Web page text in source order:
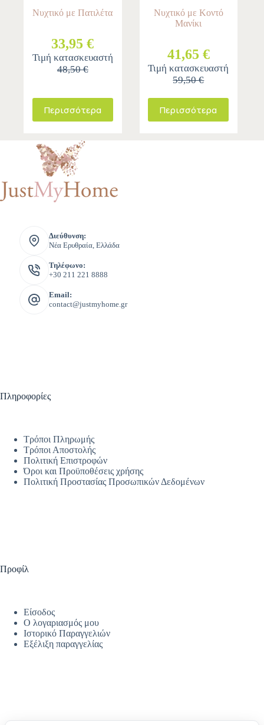
Νυχτικό με Πατιλέτα
33,95 €
Τιμή κατασκευαστή
48,50 €
Περισσότερα
Νυχτικό με Κοντό
Μανίκι
41,65 €
Τιμή κατασκευαστή
59,50 €
Περισσότερα
Διεύθυνση:
Νέα Ερυθραία, Ελλάδα
Τηλέφωνο:
+30 211 221 8888
Email:
contact@justmyhome.gr
Πληροφορίες
Τρόποι Πληρωμής
Τρόποι Αποστολής
Πολιτική Επιστροφών
Όροι και Προϋποθέσεις χρήσης
Πολιτική Προστασίας Προσωπικών Δεδομένων
Προφίλ
Είσοδος
Ο λογαριασμός μου
Ιστορικό Παραγγελιών
Εξέλιξη παραγγελίας